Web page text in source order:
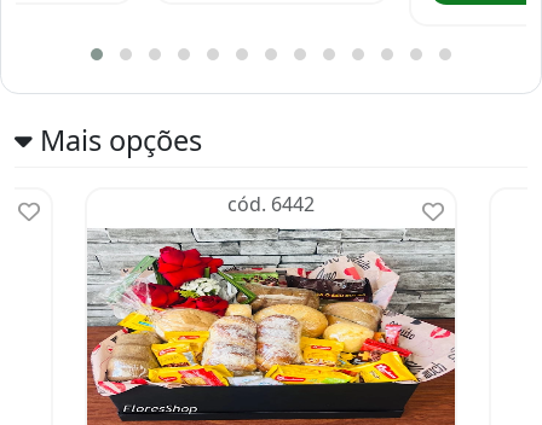
Mais opções
cód. 6442